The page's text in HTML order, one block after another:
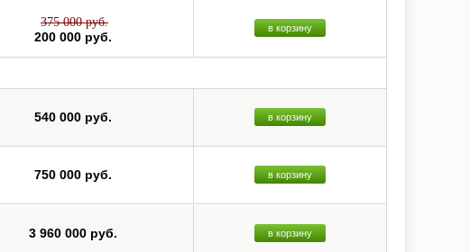
375 000 руб.
200 000 руб.
в корзину
540 000 руб. в корзину
750 000 руб. в корзину
3 960 000 руб. в корзину